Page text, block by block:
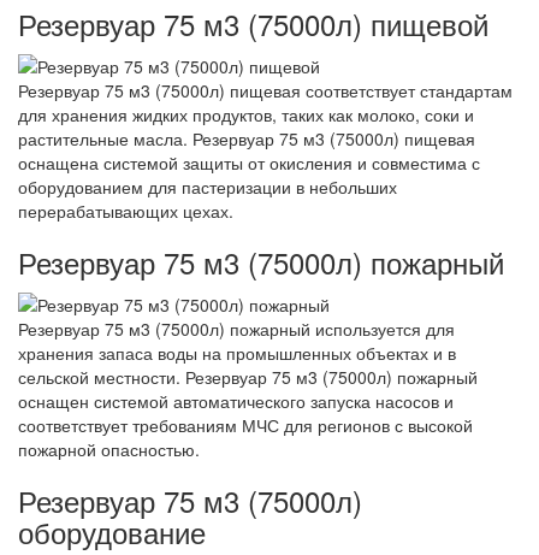
Резервуар 75 м3 (75000л) пищевой
Резервуар 75 м3 (75000л) пищевая соответствует стандартам
для хранения жидких продуктов, таких как молоко, соки и
растительные масла. Резервуар 75 м3 (75000л) пищевая
оснащена системой защиты от окисления и совместима с
оборудованием для пастеризации в небольших
перерабатывающих цехах.
Резервуар 75 м3 (75000л) пожарный
Резервуар 75 м3 (75000л) пожарный используется для
хранения запаса воды на промышленных объектах и в
сельской местности. Резервуар 75 м3 (75000л) пожарный
оснащен системой автоматического запуска насосов и
соответствует требованиям МЧС для регионов с высокой
пожарной опасностью.
Резервуар 75 м3 (75000л)
оборудование